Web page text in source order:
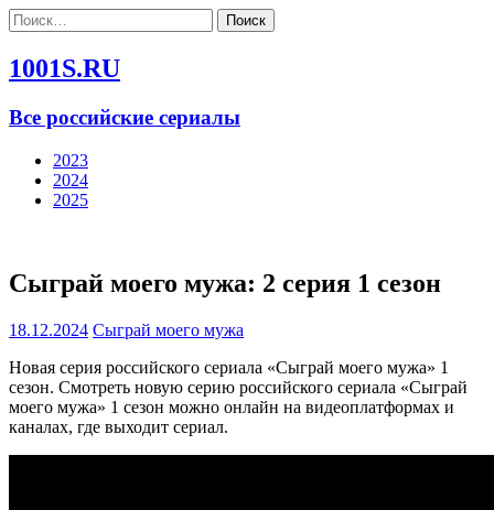
Найти:
1001S.RU
Все российские сериалы
2023
2024
2025
Сыграй моего мужа: 2 серия 1 сезон
18.12.2024 Сыграй моего мужа
Новая серия российского сериала «Сыграй моего мужа» 1
сезон. Смотреть новую серию российского сериала «Сыграй
моего мужа» 1 сезон можно онлайн на видеоплатформах и
каналах, где выходит сериал.